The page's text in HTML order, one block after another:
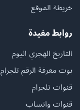
خريطة الموقع
روابط مفيدة
التاريخ الهجري اليوم
بوت معرفة الرقم تلجرام
قنوات تلجرام
قنوات واتساب